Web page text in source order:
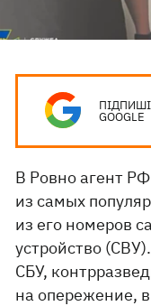
GOOGLE
В Ровно агент
из самых
из его номеров
устройство
СБУ,
на опережение,